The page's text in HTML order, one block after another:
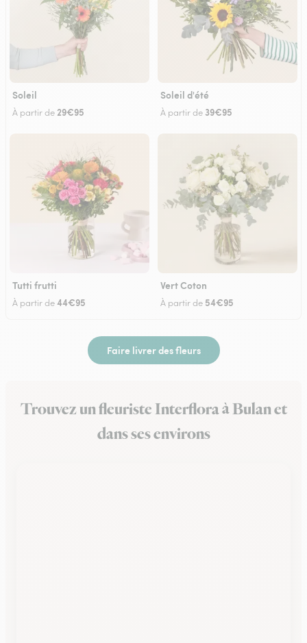
Soleil
À partir de29€95
Soleil d'été
À partir de 39€95
Tutti frutti
À partir de44€95
Vert Coton
À partir de 54€95
Faire livrer des fleurs
Trouvez un fleuriste Interflora à Bulan et
dans ses environs